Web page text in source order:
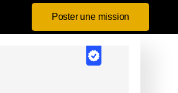
Poster une mission